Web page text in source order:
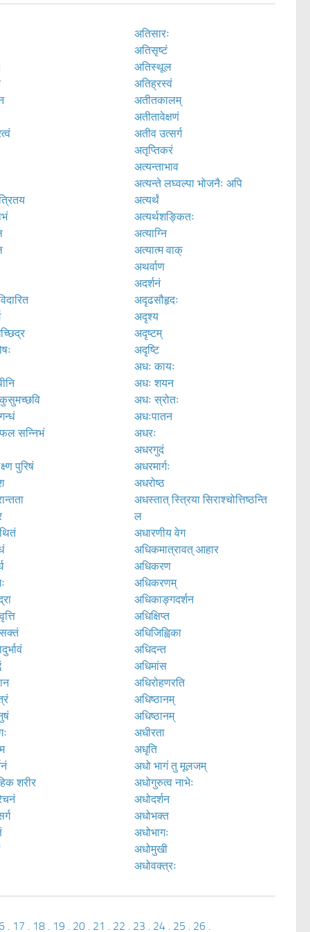
सन्निभं
पुरिषं
शरीर
अतिसारः
अतिसृष्टं
अतिस्थूल
अतिह्रस्वं
अतीतकालम्
अतीतावेक्षणं
अतीव उत्सर्ग
अतृप्तिकरं
अत्यन्ताभाव
अत्यन्ते लघ्वल्पा भोजनैः अपि
अत्यर्थं
अत्यर्थशङ्कितः
अत्याग्नि
अत्यात्म वाक्
अथर्वाण
अदर्शनं
अदृढसौहृदः
अदृश्य
अदृष्टम्
अदृष्टि
अधः कायः
अधः शयन
अधः स्रोतः
अधःपातन
अधरः
अधरगुदं
अधरमार्गः
अधरोष्ठ
अधस्तात् स्त्रिया सिराश्चोत्तिष्ठन्ति
ल
अधारणीय वेग
अधिकमात्रावत् आहार
अधिकरण
अधिकरणम्
अधिकाङ्गदर्शन
अधिक्षिप्त
अधिजिह्विका
अधिदन्त
अधिमांस
अधिरोहणरति
अधिष्ठानम्
अधिष्ठानम्
अधीरता
अधृति
अधो भागं तु मूलजम्
अधोगुरुत्व नाभेः
अधोदर्शन
अधोभक्त
अधोभागः
अधोमुखी
अधोवक्त्रः
. 17 . 18 . 19 . 20 . 21 . 22 . 23 . 24 . 25 . 26 .